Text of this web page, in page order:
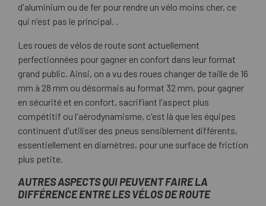
d'aluminium ou de fer pour rendre un vélo moins cher, ce
qui n'est pas le principal. .
Les roues de vélos de route sont actuellement
perfectionnées pour gagner en confort dans leur format
grand public. Ainsi, on a vu des roues changer de taille de 16
mm à 28 mm ou désormais au format 32 mm, pour gagner
en sécurité et en confort, sacrifiant l'aspect plus
compétitif ou l'aérodynamisme, c'est là que les équipes
continuent d'utiliser des pneus sensiblement différents,
essentiellement en diamètres, pour une surface de friction
plus petite.
AUTRES ASPECTS QUI PEUVENT FAIRE LA
DIFFÉRENCE ENTRE LES VÉLOS DE ROUTE